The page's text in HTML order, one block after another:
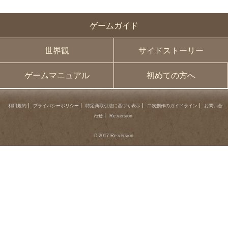
ゲームガイド
世界観 サイドストーリー
ゲームマニュアル 初めての方へ
利用規約 プライバシーポリシー 特定商取引法に基づく表示 二次創作のガイドライン
お問い合
わせ
Re:version
© 2017 Re:version.